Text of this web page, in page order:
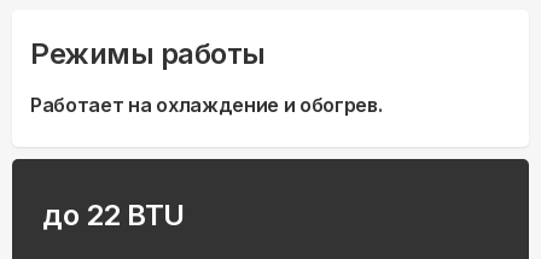
Режимы работы
Работает на охлаждение и обогрев.
до 22 BTU